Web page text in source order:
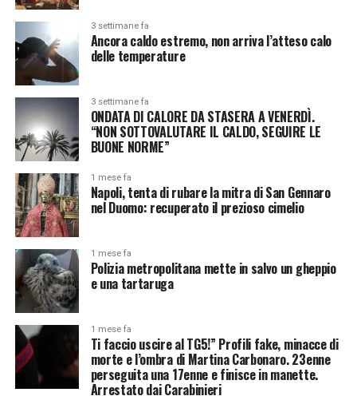
3 settimane fa
Ancora caldo estremo, non arriva l’atteso calo
delle temperature
3 settimane fa
ONDATA DI CALORE DA STASERA A VENERDÌ.
“NON SOTTOVALUTARE IL CALDO, SEGUIRE LE
BUONE NORME”
1 mese fa
Napoli, tenta di rubare la mitra di San Gennaro
nel Duomo: recuperato il prezioso cimelio
1 mese fa
Polizia metropolitana mette in salvo un gheppio
e una tartaruga
1 mese fa
Ti faccio uscire al TG5!” Profili fake, minacce di
morte e l’ombra di Martina Carbonaro. 23enne
perseguita una 17enne e finisce in manette.
Arrestato dai Carabinieri